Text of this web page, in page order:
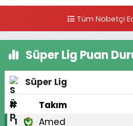
Tüm Nöbetçi
Süper Lig Puan
Süper Lig
#
Takım
1 Amed